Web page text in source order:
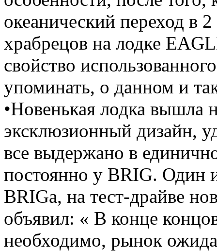
океанический переход в
храбрецов на лодке
свойство
упоминать, о данном и
•Новенькая лодка
эксклюзионный дизайн,
все выдержано в
постоянно у BRIG. Один
BRIGа, на тест-драйве
объявил: « В конце
необходимо, рынок